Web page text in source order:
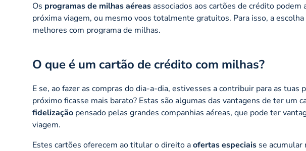
Os programas de milhas aéreas associados aos cartões de crédito
próxima viagem, ou mesmo voos totalmente gratuitos. Para isso, a escolha
melhores com programa de milhas.
O que é um cartão de crédito com milhas?
E se, ao fazer as compras do dia-a-dia, estivesses a contribuir para as tuas
próximo ficasse mais barato? Estas são algumas das vantagens de ter um
fidelização pensado pelas grandes companhias aéreas, que pode ter
viagem.
Estes cartões oferecem ao titular o direito aofertas especiais se acumular